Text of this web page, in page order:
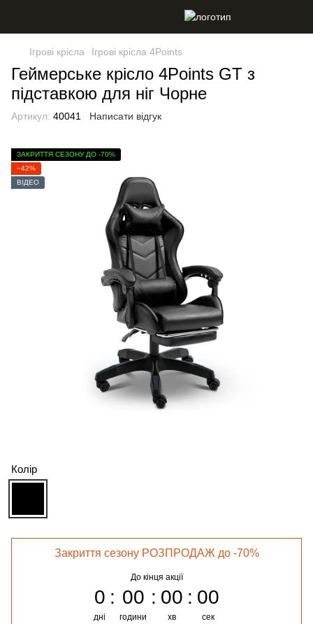
Ігрові крісла Ігрові крісла 4Points
Геймерське крісло 4Points GT з
підставкою для ніг Чорне
Артикул: 40041 Написати відгук
ЗАКРИТТЯ СЕЗОНУ ДО -70%
−42%
ВІДЕО
Колір
Закриття сезону РОЗПРОДАЖ до -70%
До кінця акції
0
дні
00
години
00
хв
00
сек